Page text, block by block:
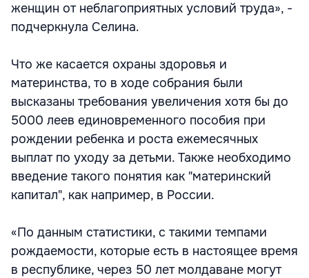
женщин от неблагоприятных условий труда», -
подчеркнула Селина.
Что же касается охраны здоровья и
материнства, то в ходе собрания были
высказаны требования увеличения хотя бы до
5000 леев единовременного пособия при
рождении ребенка и роста ежемесячных
выплат по уходу за детьми. Также необходимо
введение такого понятия как "материнский
капитал", как например, в России.
«По данным статистики, с такими темпами
рождаемости, которые есть в настоящее время
в республике, через 50 лет молдаване могут